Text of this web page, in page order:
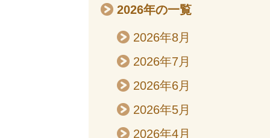
2026年の一覧
2026年8月
2026年7月
2026年6月
2026年5月
2026年4月